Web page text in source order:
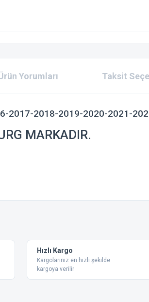
Yorumları Taksit
2017-2018-2019-2020-2021-
MARKADIR.
Hızlı Kargo
Kargolarınız en hızlı şekilde
kargoya verilir